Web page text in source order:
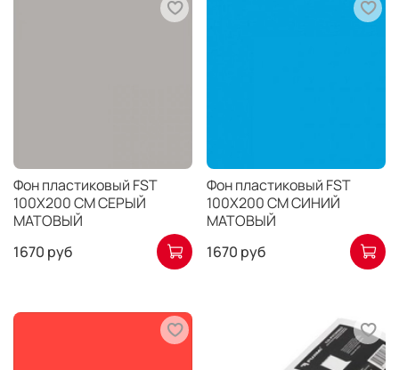
Фон пластиковый FST
100X200 СМ СЕРЫЙ
МАТОВЫЙ
1670 руб
Фон пластиковый FST
100X200 СМ СИНИЙ
МАТОВЫЙ
1670 руб